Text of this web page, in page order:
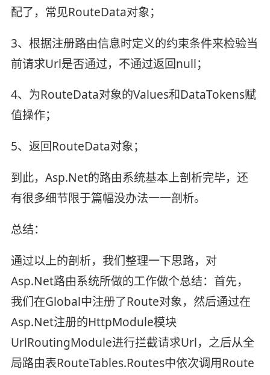
配了，常见RouteData对象；
3、根据注册路由信息时定义的约束条件来检验当
前请求Url是否通过，不通过返回null；
4、为RouteData对象的Values和DataTokens赋
值操作；
5、返回RouteData对象；
到此，Asp.Net的路由系统基本上剖析完毕，还
有很多细节限于篇幅没办法一一剖析。
总结：
通过以上的剖析，我们整理一下思路，对
Asp.Net路由系统所做的工作做个总结：首先，
我们在Global中注册了Route对象，然后通过在
Asp.Net注册的HttpModule模块
UrlRoutingModule进行拦截请求Url，之后从全
局路由表RouteTables.Routes中依次调用Route